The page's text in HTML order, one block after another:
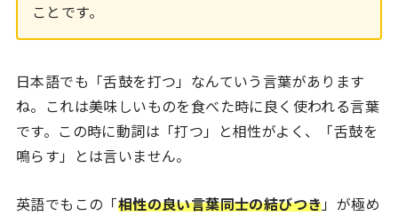
ことです。
日本語でも「舌鼓を打つ」なんていう言葉があります
ね。これは美味しいものを食べた時に良く使われる言葉
です。この時に動詞は「打つ」と相性がよく、「舌鼓を
鳴らす」とは言いません。
英語でもこの「相性の良い言葉同士の結びつき」が極め